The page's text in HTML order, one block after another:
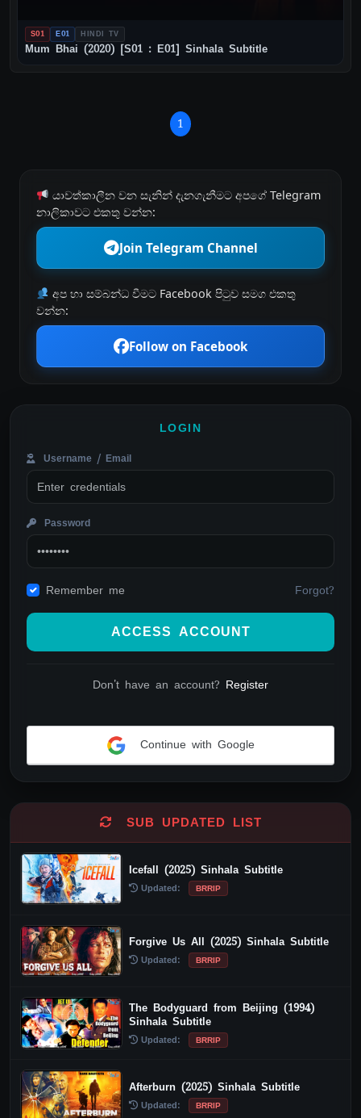
S01 E01 HINDI TV
Mum Bhai (2020) [S01 : E01] Sinhala Subtitle
1
යාවත්කාලීන වන සැනින් දැනගැනීමට අපගේ Telegram
නාලිකාවට එකතු වන්න:
Join Telegram Channel
අප හා සම්බන්ධ වීමට Facebook පිටුව සමග එකතු
වන්න:
Follow on Facebook
LOGIN
Username / Email
Password
Remember me Forgot?
ACCESS ACCOUNT
Don't have an account? Register
Continue with Google
SUB UPDATED LIST
Icefall (2025) Sinhala Subtitle
Updated: BRRIP
Forgive Us All (2025) Sinhala Subtitle
Updated: BRRIP
The Bodyguard from Beijing (1994)
Sinhala Subtitle
Updated: BRRIP
Afterburn (2025) Sinhala Subtitle
Updated: BRRIP